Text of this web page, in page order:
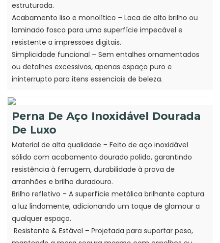
estruturada.
Acabamento liso e monolítico – Laca de alto brilho ou
laminado fosco para uma superfície impecável e
resistente a impressões digitais.
Simplicidade funcional – Sem entalhes ornamentados
ou detalhes excessivos, apenas espaço puro e
ininterrupto para itens essenciais de beleza.
Perna De Aço Inoxidável Dourada
De Luxo
Material de alta qualidade – Feito de aço inoxidável
sólido com acabamento dourado polido, garantindo
resistência à ferrugem, durabilidade à prova de
arranhões e brilho duradouro.
Brilho refletivo – A superfície metálica brilhante captura
a luz lindamente, adicionando um toque de glamour a
qualquer espaço.
Resistente & Estável – Projetada para suportar peso,